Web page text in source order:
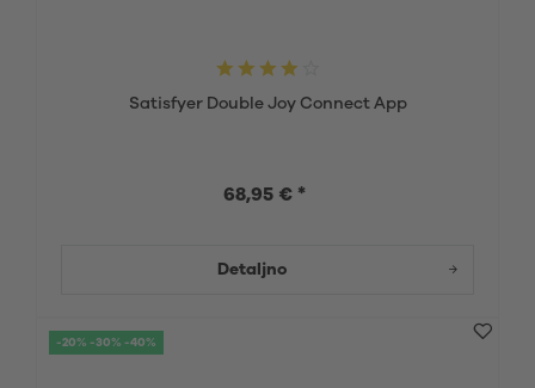
Satisfyer Double Joy Connect App
68,95 € *
Detaljno
-20% -30% -40%